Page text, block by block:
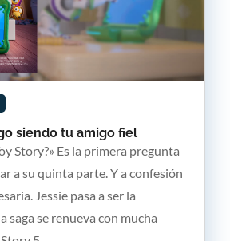
siendo tu amigo fiel
Story?» Es la primera pregunta
a su quinta parte. Y a confesión
Jessie pasa a ser la
saga se renueva con mucha